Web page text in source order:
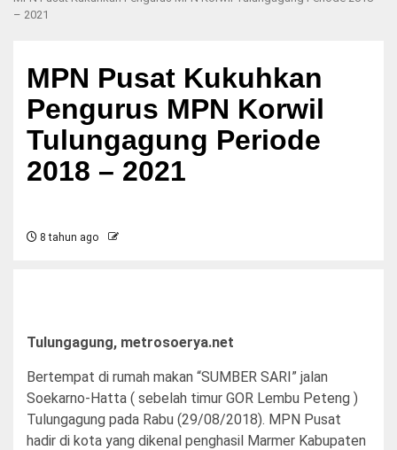
– 2021
MPN Pusat Kukuhkan
Pengurus MPN Korwil
Tulungagung Periode
2018 – 2021
8 tahun ago
Tulungagung, metrosoerya.net
Bertempat di rumah makan “SUMBER SARI” jalan
Soekarno-Hatta ( sebelah timur GOR Lembu Peteng )
Tulungagung pada Rabu (29/08/2018). MPN Pusat
hadir di kota yang dikenal penghasil Marmer Kabupaten